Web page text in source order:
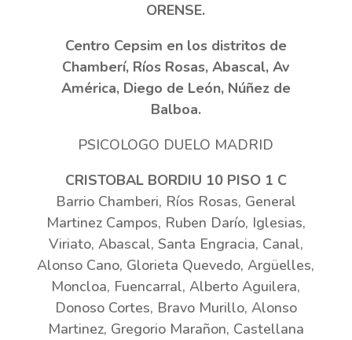
ORENSE.
Centro Cepsim en los distritos de
Chamberí, Ríos Rosas, Abascal, Av
América, Diego de León, Núñez de
Balboa.
PSICOLOGO DUELO MADRID
CRISTOBAL BORDIU 10 PISO 1 C
Barrio Chamberi, Ríos Rosas, General
Martinez Campos, Ruben Darío, Iglesias,
Viriato, Abascal, Santa Engracia, Canal,
Alonso Cano, Glorieta Quevedo, Argüelles,
Moncloa, Fuencarral, Alberto Aguilera,
Donoso Cortes, Bravo Murillo, Alonso
Martinez, Gregorio Marañon, Castellana